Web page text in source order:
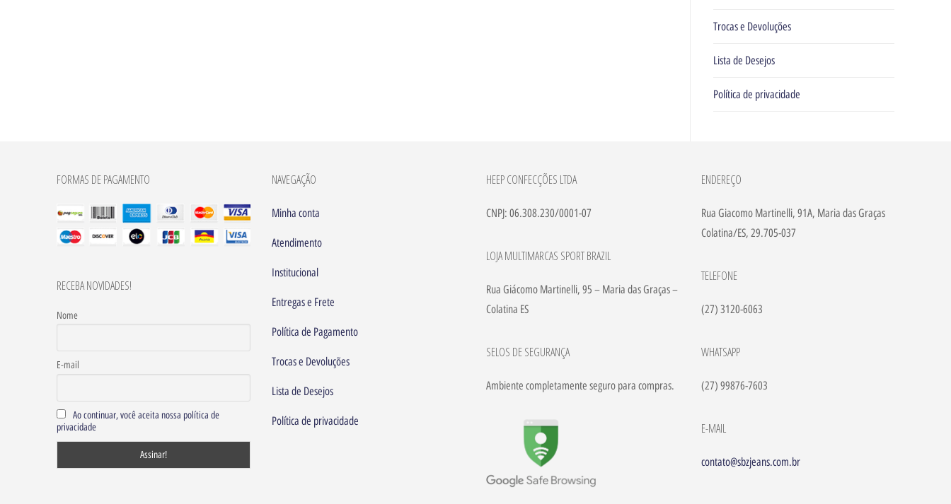
Trocas e Devoluções
Lista de Desejos
Política de privacidade
FORMAS DE PAGAMENTO
RECEBA NOVIDADES!
Nome
E-mail
Ao continuar, você aceita nossa política de
privacidade
NAVEGAÇÃO
Minha conta
Atendimento
Institucional
Entregas e Frete
Política de Pagamento
Trocas e Devoluções
Lista de Desejos
Política de privacidade
HEEP CONFECÇÕES LTDA
CNPJ: 06.308.230/0001-07
LOJA MULTIMARCAS SPORT BRAZIL
Rua Giácomo Martinelli, 95 – Maria das Graças –
Colatina ES
SELOS DE SEGURANÇA
Ambiente completamente seguro para compras.
ENDEREÇO
Rua Giacomo Martinelli, 91A, Maria das Graças
Colatina/ES, 29.705-037
TELEFONE
(27) 3120-6063
WHATSAPP
(27) 99876-7603
E-MAIL
contato@sbzjeans.com.br